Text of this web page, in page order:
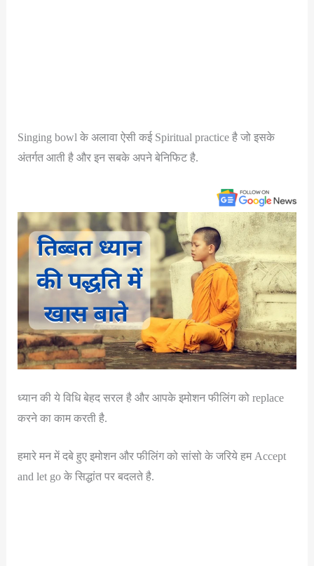
Singing bowl के अलावा ऐसी कई Spiritual practice है जो इसके
अंतर्गत आती है और इन सबके अपने बेनिफिट है.
ध्यान की ये विधि बेहद सरल है और आपके इमोशन फीलिंग को replace
करने का काम करती है.
हमारे मन में दबे हुए इमोशन और फीलिंग को सांसो के जरिये हम Accept
and let go के सिद्धांत पर बदलते है.